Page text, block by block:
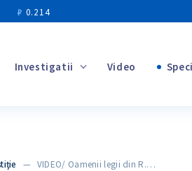
₽ 0.214
Investigatii Video
— VIDEO/ Oamenii legii din R.…